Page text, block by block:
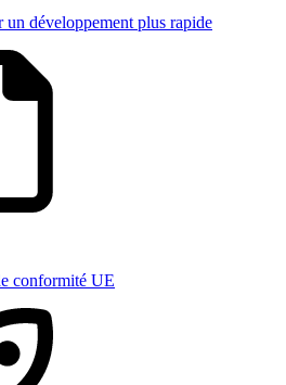
un développement plus rapide
conformité UE